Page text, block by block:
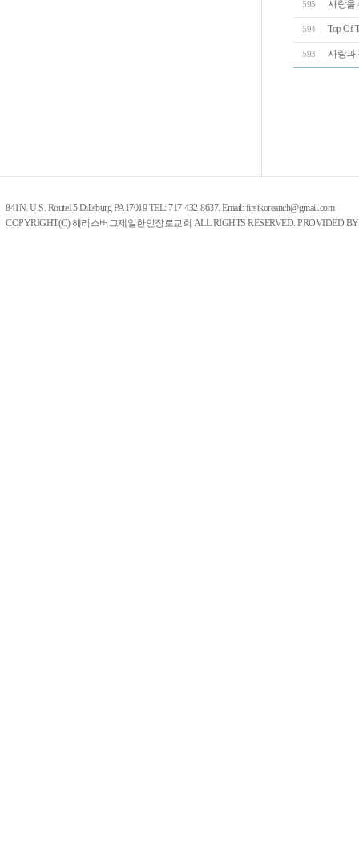
595 사랑을
594 Top Of
593 사랑과
841N. U.S. Route15 Dillsburg PA17019 TEL: 717-432-8637. Email: firstkoreanch@gmail.com
COPYRIGHT(C) 해리스버그제일한인장로교회 ALL RIGHTS RESERVED. PROVIDED